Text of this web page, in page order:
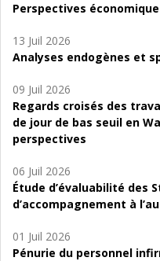
Perspectives
13 Juil 2026
Analyses endogènes et
09 Juil 2026
Regards croisés des
de jour de bas seuil en
perspectives
06 Juil 2026
Étude d’évaluabilité des
d’accompagnement à
01 Juil 2026
Pénurie du personnel